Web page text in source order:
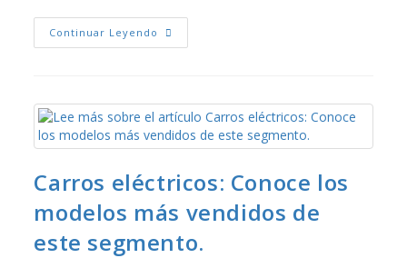
Continuar Leyendo
Carros eléctricos: Conoce los
modelos más vendidos de
este segmento.